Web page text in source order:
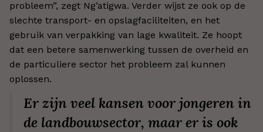
probleem”, zegt Ng’atigwa. Verder wijst ze ook op de
slechte transport- en opslagfaciliteiten, en het
gebruik van verpakking van lage kwaliteit. Ze hoopt
dat een betere samenwerking tussen de overheid en
de particuliere sector het probleem zal kunnen
oplossen.
Er zijn veel kansen voor jongeren in
de landbouwsector, maar er is ook